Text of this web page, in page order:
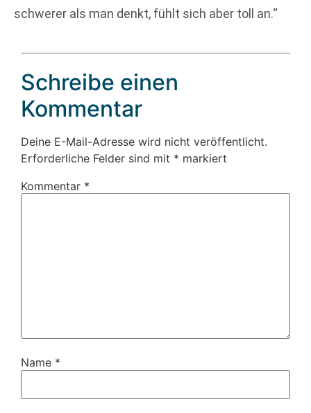
schwerer als man denkt, fühlt sich aber toll an.“
Schreibe einen
Kommentar
Deine E-Mail-Adresse wird nicht veröffentlicht.
Erforderliche Felder sind mit * markiert
Kommentar *
Name *